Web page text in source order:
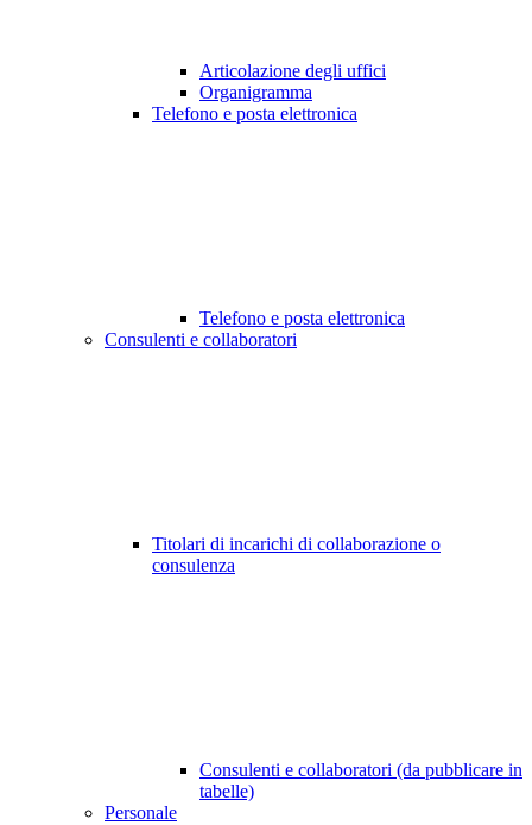
Articolazione degli uffici
Organigramma
Telefono e posta elettronica
Telefono e posta elettronica
Consulenti e collaboratori
Titolari di incarichi di collaborazione o
consulenza
Consulenti e collaboratori (da pubblicare in
tabelle)
Personale